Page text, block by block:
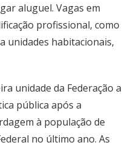
aluguel. Vagas em
profissional, como
unidades habitacionais,
unidade da Federação a
pública após a
à população de
no último ano. As